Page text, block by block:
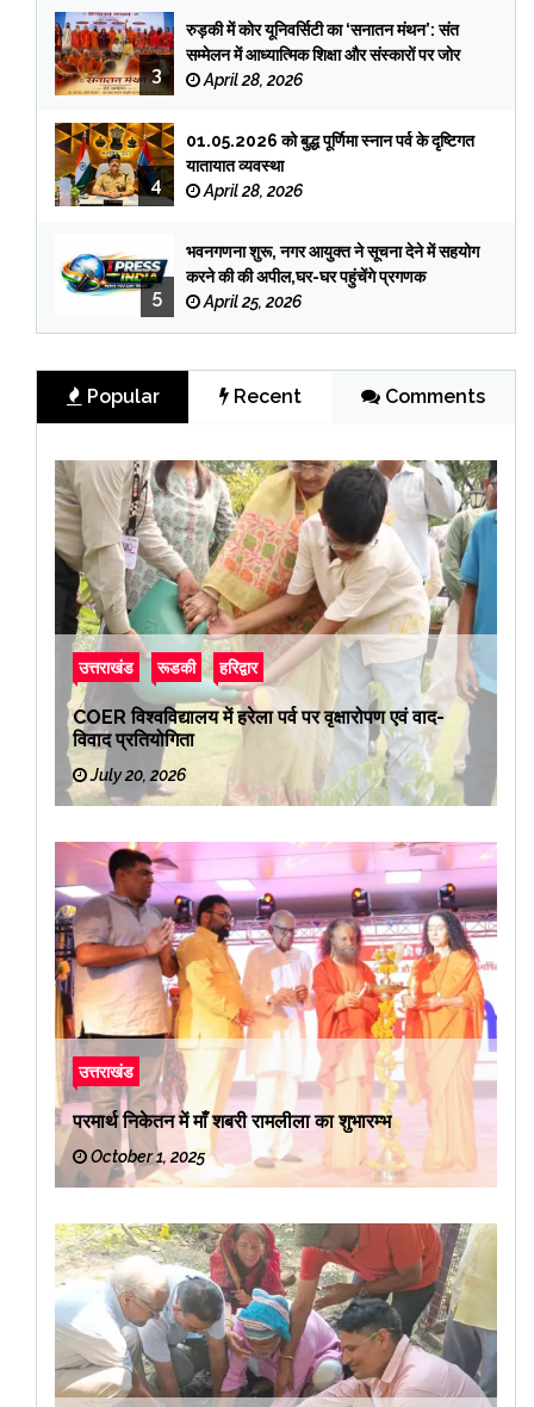
3
रुड़की में कोर यूनिवर्सिटी का ‘सनातन मंथन’: संत
सम्मेलन में आध्यात्मिक शिक्षा और संस्कारों पर जोर
April 28, 2026
4
01.05.2026 को बुद्ध पूर्णिमा स्नान पर्व के दृष्टिगत
यातायात व्यवस्था
April 28, 2026
5
भवनगणना शुरू, नगर आयुक्त ने सूचना देने में सहयोग
करने की की अपील,घर-घर पहुंचेंगे प्रगणक
April 25, 2026
Popular Recent Comments
उत्तराखंड रूडकी हरिद्वार
COER विश्वविद्यालय में हरेला पर्व पर वृक्षारोपण एवं वाद-
विवाद प्रतियोगिता
July 20, 2026
उत्तराखंड
परमार्थ निकेतन में माँ शबरी रामलीला का शुभारम्भ
October 1, 2025